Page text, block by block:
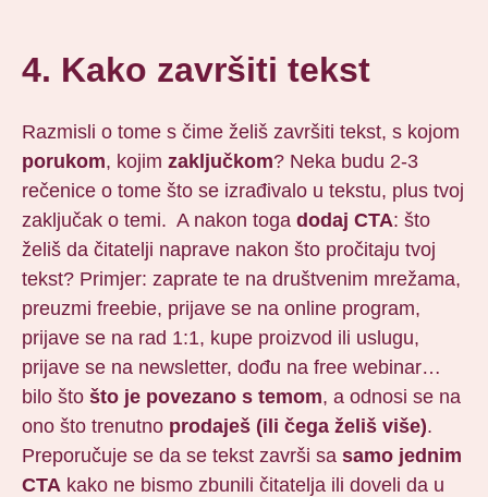
4. Kako završiti tekst
Razmisli o tome s čime želiš završiti tekst, s kojom
porukom, kojim zaključkom? Neka budu 2-3
rečenice o tome što se izrađivalo u tekstu, plus tvoj
zaključak o temi. A nakon toga dodaj CTA: što
želiš da čitatelji naprave nakon što pročitaju tvoj
tekst? Primjer: zaprate te na društvenim mrežama,
preuzmi freebie, prijave se na online program,
prijave se na rad 1:1, kupe proizvod ili uslugu,
prijave se na newsletter, dođu na free webinar…
bilo što što je povezano s temom, a odnosi se na
ono što trenutno prodaješ (ili čega želiš više).
Preporučuje se da se tekst završi sa samo jednim
CTA kako ne bismo zbunili čitatelja ili doveli da u